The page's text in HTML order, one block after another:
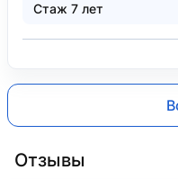
Стаж 7 лет
Отзывы